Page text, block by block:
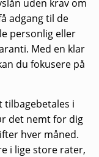
uden krav om
adgang til de
personlig eller
Med en klar
du fokusere på
tilbagebetales i
det nemt for dig
hver måned.
i lige store rater,